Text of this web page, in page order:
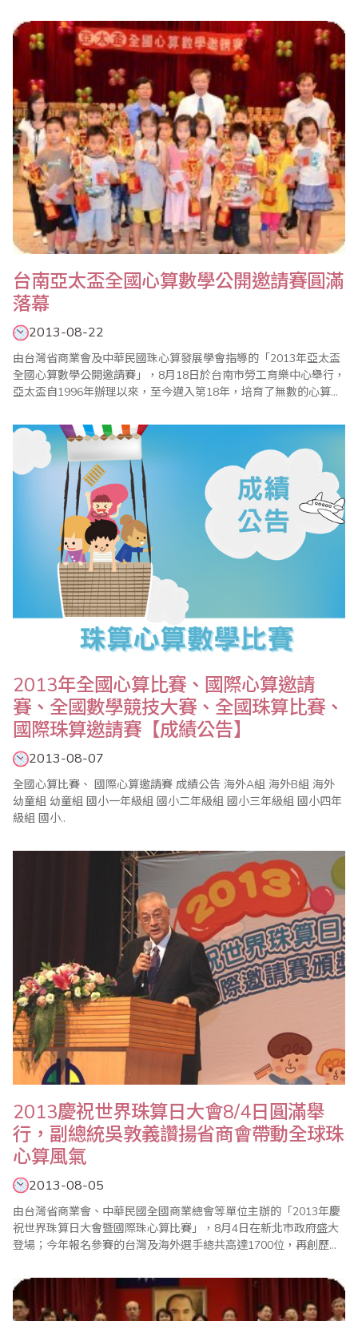
進行神算金頭腦表演，嘉義市長黃敏惠、副市長李錫津、議長蔡貴
絲等長官也蒞臨現場，為在場的不老選手加油打氣。 黃市長表示，
嘉義市是全國第一個推動高齡友善..
台南亞太盃全國心算數學公開邀請賽圓滿
落幕
2013-08-22
由台灣省商業會及中華民國珠心算發展學會指導的「2013年亞太盃
全國心算數學公開邀請賽」，8月18日於台南市勞工育樂中心舉行，
亞太盃自1996年辦理以來，至今邁入第18年，培育了無數的心算數
友藉由比賽體會「一分耕耘、一分收穫」的學習道理。整個比賽依
據大會程序表進行，加上細心的評分統計，最後圓滿結束。 今年亞
太盃賽事總計邀請北、中、南計六..
2013年全國心算比賽、國際心算邀請
賽、全國數學競技大賽、全國珠算比賽、
國際珠算邀請賽【成績公告】
2013-08-07
全國心算比賽、 國際心算邀請賽 成績公告 海外A組 海外B組 海外
幼童組 幼童組 國小一年級組 國小二年級組 國小三年級組 國小四年
級組 國小..
2013慶祝世界珠算日大會8/4日圓滿舉
行，副總統吳敦義讚揚省商會帶動全球珠
心算風氣
2013-08-05
由台灣省商業會、中華民國全國商業總會等單位主辦的「2013年慶
祝世界珠算日大會暨國際珠心算比賽」，8月4日在新北市政府盛大
登場；今年報名參賽的台灣及海外選手總共高達1700位，再創歷年
數 前全球已經普遍電腦化，但是珠心算開發人腦機智、靈活、提升
記憶力等功能，仍然非常重要；而全球學習珠心算的風氣越來越
盛，這..